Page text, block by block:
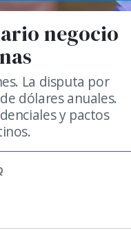
negocio
La disputa por
dólares anuales.
y pactos